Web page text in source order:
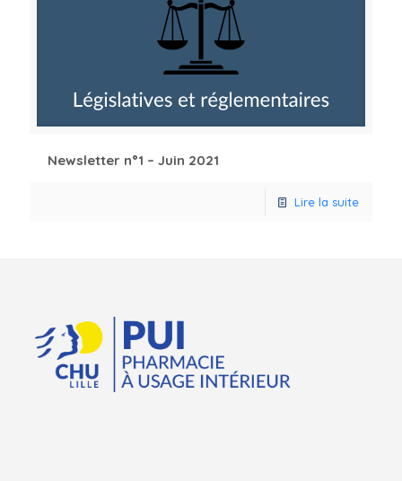
Newsletter n°1 – Juin 2021
Lire la suite